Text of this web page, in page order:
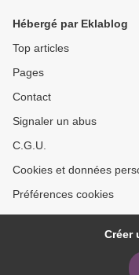
Hébergé par Eklablog
Top articles
Pages
Contact
Signaler un abus
C.G.U.
Cookies et données
Préférences cookies
Créer